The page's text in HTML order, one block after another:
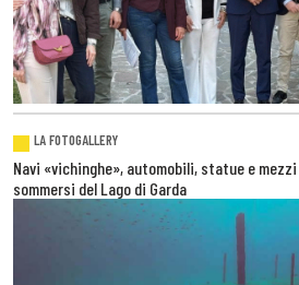
LA FOTOGALLERY
Navi «vichinghe», automobili, statue e
sommersi del Lago di Garda